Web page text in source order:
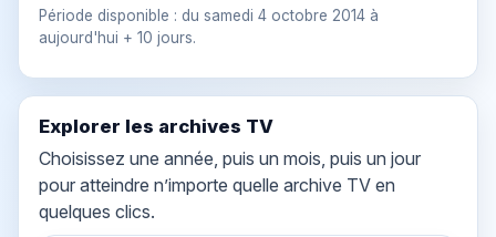
Période disponible : du samedi 4 octobre 2014 à
aujourd'hui + 10 jours.
Explorer les archives TV
Choisissez une année, puis un mois, puis un jour
pour atteindre n’importe quelle archive TV en
quelques clics.